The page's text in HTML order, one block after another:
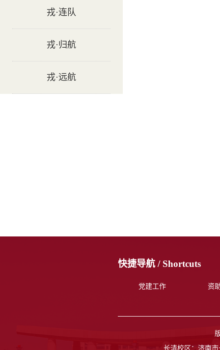
戎·连队
戎·归航
戎·远航
快捷导航 / Shortcuts
党建工作 资
长清校区：济南